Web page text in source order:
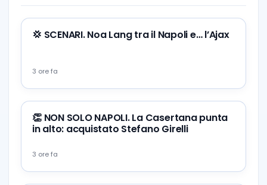
💢 SCENARI. Noa Lang tra il Napoli e… l’Ajax
3 ore fa
👏 NON SOLO NAPOLI. La Casertana punta
in alto: acquistato Stefano Girelli
3 ore fa